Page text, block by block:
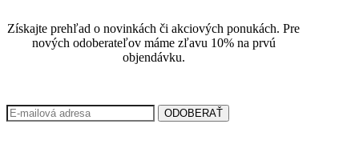
Získajte prehľad o novinkách či akciových ponukách. Pre
nových odoberateľov máme zľavu 10% na prvú
objendávku.
ODOBERAŤ